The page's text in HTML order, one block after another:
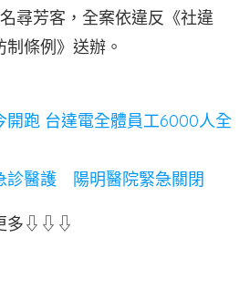
尋芳客，全案依違反《社違
條例》送辦。
開跑 台達電全體員工6000人全
診醫護 陽明醫院緊急關閉
多⇩⇩⇩